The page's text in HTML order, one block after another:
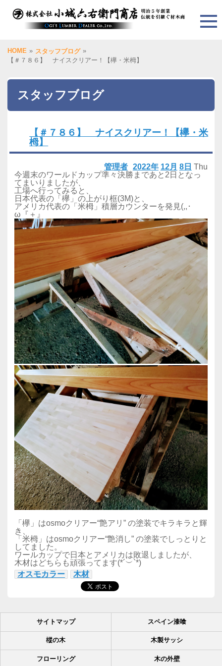
HOME » スタッフブログ »
【＃７８６】 ナイスクリアー！【欅・米栂】
スタッフブログ
【＃７８６】 ナイスクリアー！【欅・米
栂】
2022年 12月 8日 Thu
管理者
今週末のワールドカップ準々決勝まであと2日となっ
てまいりましたが、
工場へ行ってみると、
日本代表の「欅」の上がり框(3M)と、
アメリカ代表の「米栂」積層カウンターを発見(,,･
ω『＋』
「欅」はosmoクリアー“艶アリ” の塗装でキラキラと輝
き、
「米栂」はosmoクリアー“艶消し” の塗装でしっとりと
してました。
ワールカップで日本とアメリカは敗退しましたが、
木材はどちらも頑張ってます(*´︶`*)
オスモカラー
木材
サイトマップ スペイン漆喰
樅の木 木製サッシ
フローリング 木の外壁